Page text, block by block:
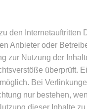
den Internetauftritten
Anbieter oder
zur Nutzung der
überprüft.
Bei
nur bestehen,
dieser Inhalte